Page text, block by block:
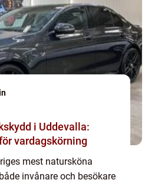
i Uddevalla:
vardagskörning
mest natursköna
invånare och besökare